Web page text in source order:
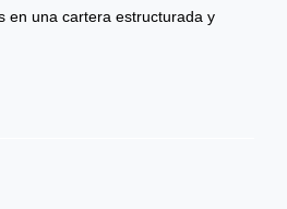
en una cartera estructurada y